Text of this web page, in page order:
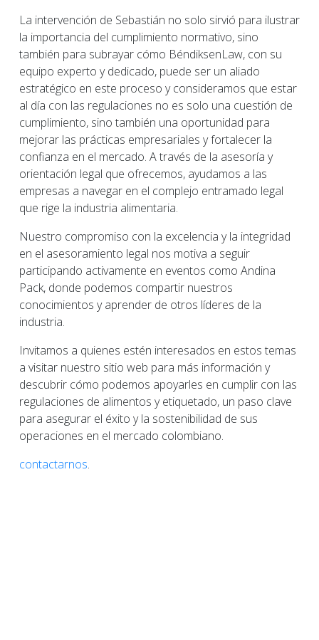
La intervención de Sebastián no solo sirvió para ilustrar
la importancia del cumplimiento normativo, sino
también para subrayar cómo BéndiksenLaw, con su
equipo experto y dedicado, puede ser un aliado
estratégico en este proceso y consideramos que estar
al día con las regulaciones no es solo una cuestión de
cumplimiento, sino también una oportunidad para
mejorar las prácticas empresariales y fortalecer la
confianza en el mercado. A través de la asesoría y
orientación legal que ofrecemos, ayudamos a las
empresas a navegar en el complejo entramado legal
que rige la industria alimentaria.
Nuestro compromiso con la excelencia y la integridad
en el asesoramiento legal nos motiva a seguir
participando activamente en eventos como Andina
Pack, donde podemos compartir nuestros
conocimientos y aprender de otros líderes de la
industria.
Invitamos a quienes estén interesados en estos temas
a visitar nuestro sitio web para más información y
descubrir cómo podemos apoyarles en cumplir con las
regulaciones de alimentos y etiquetado, un paso clave
para asegurar el éxito y la sostenibilidad de sus
operaciones en el mercado colombiano.
contactarnos.